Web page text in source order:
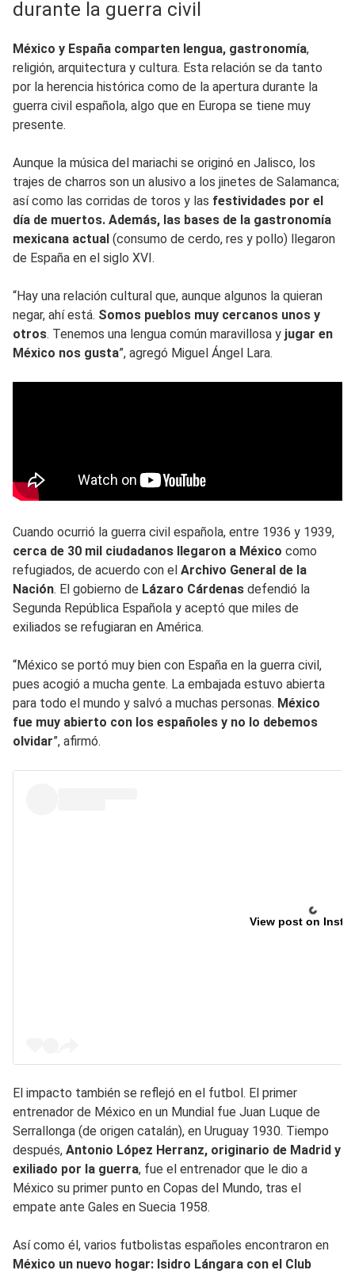
durante la guerra civil
México y España comparten lengua, gastronomía,
religión, arquitectura y cultura. Esta relación se da tanto
por la herencia histórica como de la apertura durante la
guerra civil española, algo que en Europa se tiene muy
presente.
Aunque la música del mariachi se originó en Jalisco, los
trajes de charros son un alusivo a los jinetes de Salamanca;
así como las corridas de toros y las festividades por el
día de muertos. Además, las bases de la gastronomía
mexicana actual (consumo de cerdo, res y pollo) llegaron
de España en el siglo XVI.
“Hay una relación cultural que, aunque algunos la quieran
negar, ahí está. Somos pueblos muy cercanos unos y
otros. Tenemos una lengua común maravillosa y jugar en
México nos gusta”, agregó Miguel Ángel Lara.
Cuando ocurrió la guerra civil española, entre 1936 y 1939,
cerca de 30 mil ciudadanos llegaron a México como
refugiados, de acuerdo con el Archivo General de la
Nación. El gobierno de Lázaro Cárdenas defendió la
Segunda República Española y aceptó que miles de
exiliados se refugiaran en América.
“México se portó muy bien con España en la guerra civil,
pues acogió a mucha gente. La embajada estuvo abierta
para todo el mundo y salvó a muchas personas. México
fue muy abierto con los españoles y no lo debemos
olvidar”, afirmó.
View post on
El impacto también se reflejó en el futbol. El primer
entrenador de México en un Mundial fue Juan Luque de
Serrallonga (de origen catalán), en Uruguay 1930. Tiempo
después, Antonio López Herranz, originario de Madrid y
exiliado por la guerra, fue el entrenador que le dio a
México su primer punto en Copas del Mundo, tras el
empate ante Gales en Suecia 1958.
Así como él, varios futbolistas españoles encontraron en
México un nuevo hogar: Isidro Lángara con el Club